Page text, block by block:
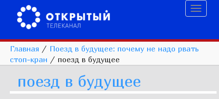
Главная / Поезд в будущее: почему не надо рвать
стоп-кран / поезд в будущее
поезд в будущее